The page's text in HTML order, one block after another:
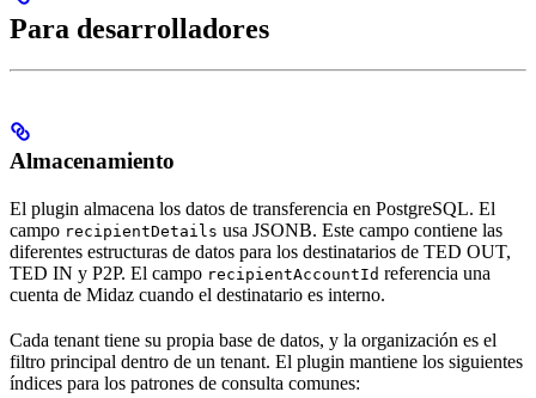
Para desarrolladores
Almacenamiento
El plugin almacena los datos de transferencia en PostgreSQL. El
campo recipientDetails usa JSONB. Este campo contiene las
diferentes estructuras de datos para los destinatarios de TED OUT,
TED IN y P2P. El campo recipientAccountId referencia una
cuenta de Midaz cuando el destinatario es interno.
Cada tenant tiene su propia base de datos, y la organización es el
filtro principal dentro de un tenant. El plugin mantiene los siguientes
índices para los patrones de consulta comunes: